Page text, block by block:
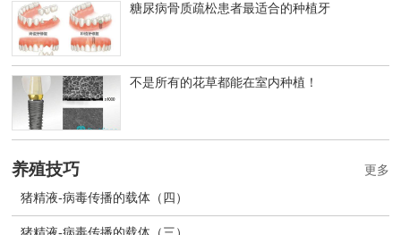
糖尿病骨质疏松患者最适合的种植牙
不是所有的花草都能在室内种植！
养殖技巧
猪精液-病毒传播的载体（四）
更多